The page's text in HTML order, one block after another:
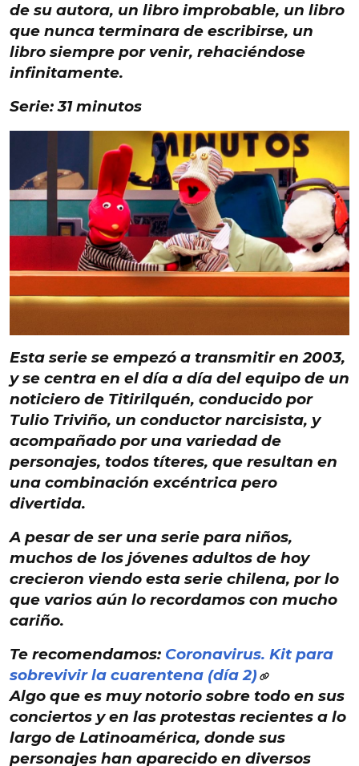
de su autora, un libro improbable, un libro
que nunca terminara de escribirse, un
libro siempre por venir, rehaciéndose
infinitamente.
Serie: 31 minutos
Esta serie se empezó a transmitir en 2003,
y se centra en el día a día del equipo de un
noticiero de Titirilquén, conducido por
Tulio Triviño, un conductor narcisista, y
acompañado por una variedad de
personajes, todos títeres, que resultan en
una combinación excéntrica pero
divertida.
A pesar de ser una serie para niños,
muchos de los jóvenes adultos de hoy
crecieron viendo esta serie chilena, por lo
que varios aún lo recordamos con mucho
cariño.
Te recomendamos: Coronavirus. Kit para
sobrevivir la cuarentena (día 2)
Algo que es muy notorio sobre todo en sus
conciertos y en las protestas recientes a lo
largo de Latinoamérica, donde sus
personajes han aparecido en diversos